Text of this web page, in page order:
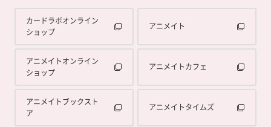
カードラボオンライン
ショップ
アニメイト
アニメイトオンライン
ショップ
アニメイトカフェ
アニメイトブックスト
ア
アニメイトタイムズ